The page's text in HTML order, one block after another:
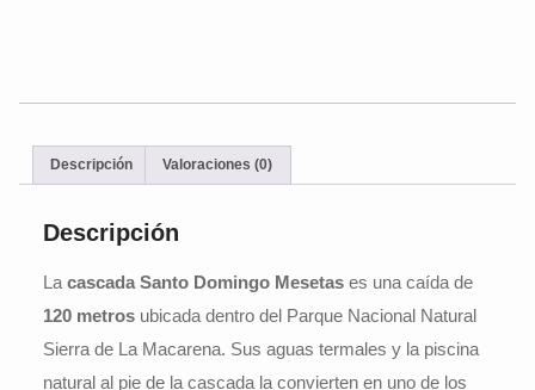
Descripción Valoraciones (0)
Descripción
La cascada Santo Domingo Mesetas es una caída de
120 metros ubicada dentro del Parque Nacional Natural
Sierra de La Macarena. Sus aguas termales y la piscina
natural al pie de la cascada la convierten en uno de los